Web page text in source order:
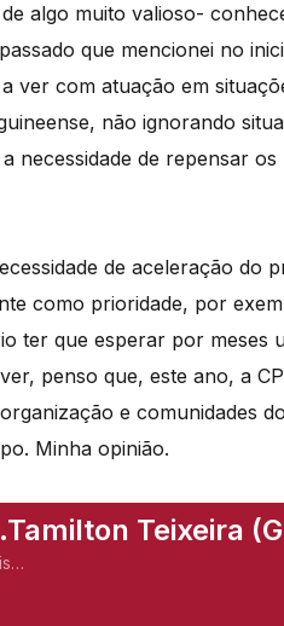
algo muito valioso-
que mencionei no
ver com atuação em
não ignorando
necessidade de repensar os
de aceleração do
como prioridade, por
ter que esperar por meses
penso que, este ano, a
e comunidades
Minha opinião.
Teixeira